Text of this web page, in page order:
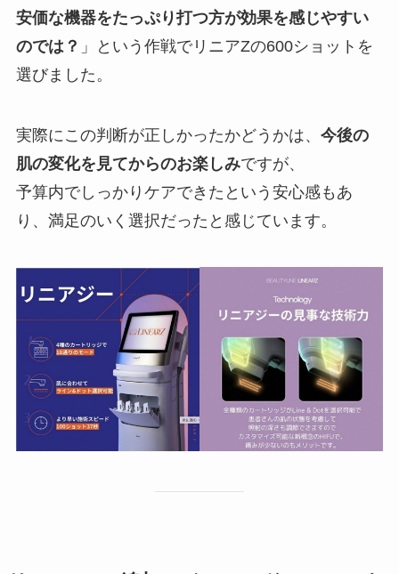
安価な機器をたっぷり打つ方が効果を感じやすい
のでは？ 」という作戦でリニアZの600ショットを
選びました。
実際にこの判断が正しかったかどうかは、 今後の
肌の変化を見てからのお楽しみですが、
予算内でしっかりケアできたという安心感もあ
り、満足のいく選択だったと感じています。